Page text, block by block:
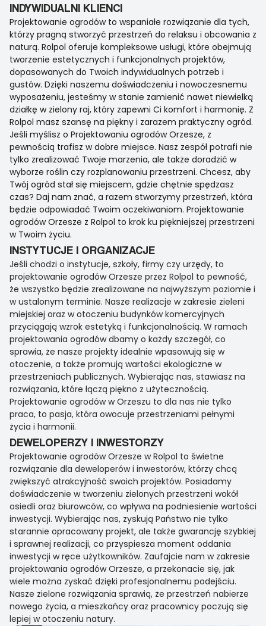
INDYWIDUALNI KLIENCI
Projektowanie ogrodów to wspaniałe rozwiązanie dla tych,
którzy pragną stworzyć przestrzeń do relaksu i obcowania z
naturą. Rolpol oferuje kompleksowe usługi, które obejmują
tworzenie estetycznych i funkcjonalnych projektów,
dopasowanych do Twoich indywidualnych potrzeb i
gustów. Dzięki naszemu doświadczeniu i nowoczesnemu
wyposażeniu, jesteśmy w stanie zamienić nawet niewielką
działkę w zielony raj, który zapewni Ci komfort i harmonię. Z
Rolpol masz szansę na piękny i zarazem praktyczny ogród.
Jeśli myślisz o Projektowaniu ogrodów Orzesze, z
pewnością trafisz w dobre miejsce. Nasz zespół potrafi nie
tylko zrealizować Twoje marzenia, ale także doradzić w
wyborze roślin czy rozplanowaniu przestrzeni. Chcesz, aby
Twój ogród stał się miejscem, gdzie chętnie spędzasz
czas? Daj nam znać, a razem stworzymy przestrzeń, która
będzie odpowiadać Twoim oczekiwaniom. Projektowanie
ogrodów Orzesze z Rolpol to krok ku piękniejszej przestrzeni
w Twoim życiu.
INSTYTUCJE I ORGANIZACJE
Jeśli chodzi o instytucje, szkoły, firmy czy urzędy, to
projektowanie ogrodów Orzesze przez Rolpol to pewność,
że wszystko będzie zrealizowane na najwyższym poziomie i
w ustalonym terminie. Nasze realizacje w zakresie zieleni
miejskiej oraz w otoczeniu budynków komercyjnych
przyciągają wzrok estetyką i funkcjonalnością. W ramach
projektowania ogrodów dbamy o każdy szczegół, co
sprawia, że nasze projekty idealnie wpasowują się w
otoczenie, a także promują wartości ekologiczne w
przestrzeniach publicznych. Wybierając nas, stawiasz na
rozwiązania, które łączą piękno z użytecznością.
Projektowanie ogrodów w Orzeszu to dla nas nie tylko
praca, to pasja, która owocuje przestrzeniami pełnymi
życia i harmonii.
DEWELOPERZY I INWESTORZY
Projektowanie ogrodów Orzesze w Rolpol to świetne
rozwiązanie dla deweloperów i inwestorów, którzy chcą
zwiększyć atrakcyjność swoich projektów. Posiadamy
doświadczenie w tworzeniu zielonych przestrzeni wokół
osiedli oraz biurowców, co wpływa na podniesienie wartości
inwestycji. Wybierając nas, zyskują Państwo nie tylko
starannie opracowany projekt, ale także gwarancję szybkiej
i sprawnej realizacji, co przyspiesza moment oddania
inwestycji w ręce użytkowników. Zaufajcie nam w zakresie
projektowania ogrodów Orzesze, a przekonacie się, jak
wiele można zyskać dzięki profesjonalnemu podejściu.
Nasze zielone rozwiązania sprawią, że przestrzeń nabierze
nowego życia, a mieszkańcy oraz pracownicy poczują się
lepiej w otoczeniu natury.